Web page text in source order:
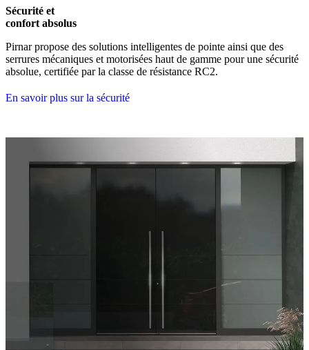
Sécurité et
confort absolus
Pirnar propose des solutions intelligentes de pointe ainsi que des
serrures mécaniques et motorisées haut de gamme pour une sécurité
absolue, certifiée par la classe de résistance RC2.
En savoir plus sur la sécurité